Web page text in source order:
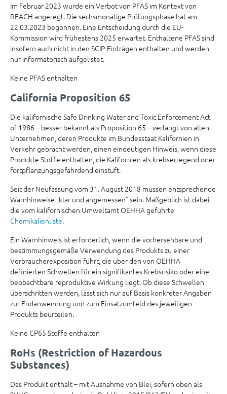
Im Februar 2023 wurde ein Verbot von PFAS im Kontext von
REACH angeregt. Die sechsmonatige Prüfungsphase hat am
22.03.2023 begonnen. Eine Entscheidung durch die EU-
Kommission wird frühestens 2025 erwartet. Enthaltene PFAS sind
insofern auch nicht in den SCIP-Einträgen enthalten und werden
nur informatorisch aufgelistet.
Keine PFAS enthalten
California Proposition 65
Die kalifornische Safe Drinking Water and Toxic Enforcement Act
of 1986 – besser bekannt als Proposition 65 – verlangt von allen
Unternehmen, deren Produkte im Bundesstaat Kalifornien in
Verkehr gebracht werden, einen eindeutigen Hinweis, wenn diese
Produkte Stoffe enthalten, die Kalifornien als krebserregend oder
fortpflanzungsgefährdend einstuft.
Seit der Neufassung vom 31. August 2018 müssen entsprechende
Warnhinweise „klar und angemessen“ sein. Maßgeblich ist dabei
die vom kalifornischen Umweltamt OEHHA geführte
Chemikalienliste.
Ein Warnhinweis ist erforderlich, wenn die vorhersehbare und
bestimmungsgemäße Verwendung des Produkts zu einer
Verbraucherexposition führt, die über den von OEHHA
definierten Schwellen für ein signifikantes Krebsrisiko oder eine
beobachtbare reproduktive Wirkung liegt. Ob diese Schwellen
überschritten werden, lässt sich nur auf Basis konkreter Angaben
zur Endanwendung und zum Einsatzumfeld des jeweiligen
Produkts beurteilen.
Keine CP65 Stoffe enthalten
RoHs (Restriction of Hazardous
Substances)
Das Produkt enthält – mit Ausnahme von Blei, sofern oben als